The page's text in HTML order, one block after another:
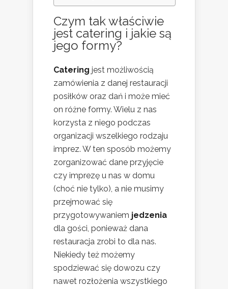
Czym tak właściwie
jest catering i jakie są
jego formy?
Catering jest możliwością
zamówienia z danej restauracji
posiłków oraz dań i może mieć
on różne formy. Wielu z nas
korzysta z niego podczas
organizacji wszelkiego rodzaju
imprez. W ten sposób możemy
zorganizować dane przyjęcie
czy imprezę u nas w domu
(choć nie tylko), a nie musimy
przejmować się
przygotowywaniem jedzenia
dla gości, ponieważ dana
restauracja zrobi to dla nas.
Niekiedy też możemy
spodziewać się dowozu czy
nawet rozłożenia wszystkiego